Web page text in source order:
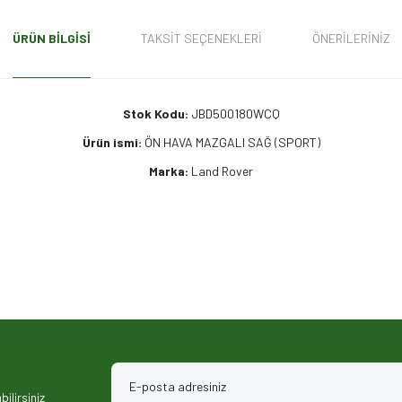
ÜRÜN BILGISI TAKSIT SEÇENEKLERI ÖNERILERINIZ
Stok Kodu: JBD500180WCQ
Ürün ismi: ÖN HAVA MAZGALI SAĞ (SPORT)
Marka: Land Rover